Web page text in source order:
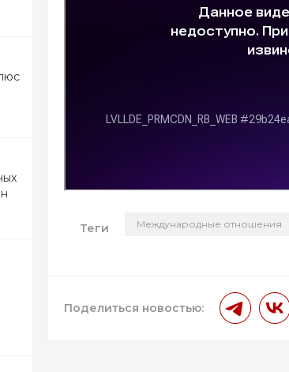
Теги Международные отношения
Поделиться новостью: